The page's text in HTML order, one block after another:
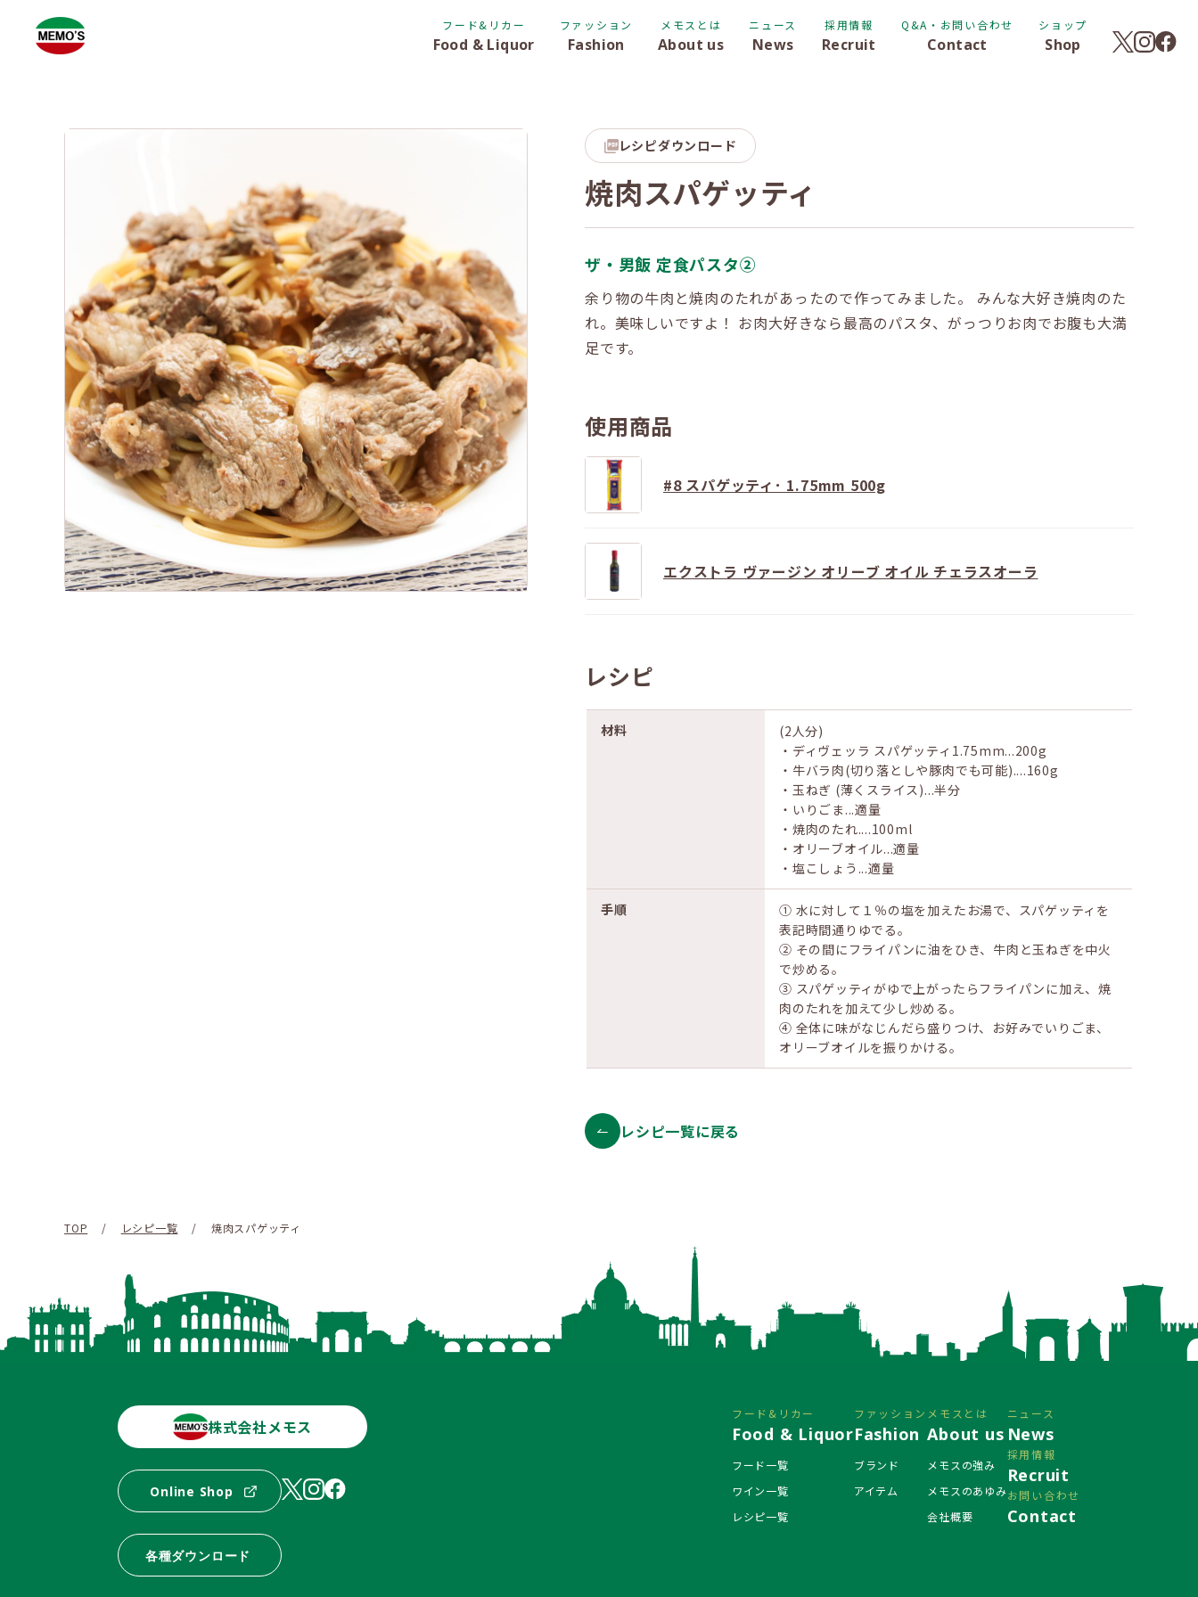
フード&リカー
Food & Liquor
ファッション
Fashion
メモスとは
About us
ニュース
News
採用情報
Recruit
Q&A・お問い合わせ
Contact
ショップ
Shop
レシピダウンロード
焼肉スパゲッティ
ザ・男飯 定食パスタ②
余り物の牛肉と焼肉のたれがあったので作ってみました。 みんな大好き焼肉のた
れ。美味しいですよ！ お肉大好きなら最高のパスタ、がっつりお肉でお腹も大満
足です。
使用商品
#8 スパゲッティ･ 1.75mm 500g
エクストラ ヴァージン オリーブ オイル チェラスオーラ
レシピ
材料
(2⼈分)
‧ディヴェッラ スパゲッティ1.75mm...200g
‧⽜バラ⾁(切り落としや豚⾁でも可能)....160g
‧⽟ねぎ (薄くスライス)...半分
‧いりごま...適量
‧焼⾁のたれ....100ml
‧オリーブオイル...適量
‧塩こしょう...適量
手順
① 水に対して１％の塩を加えたお湯で、スパゲッティを
表記時間通りゆでる。
② その間にフライパンに油をひき、牛肉と玉ねぎを中火
で炒める。
③ スパゲッティがゆで上がったらフライパンに加え、焼
肉のたれを加えて少し炒める。
④ 全体に味がなじんだら盛りつけ、お好みでいりごま、
オリーブオイルを振りかける。
レシピ一覧に戻る
TOP / レシピ一覧 / 焼肉スパゲッティ
株式会社メモス
Online Shop
各種ダウンロード
フード&リカー
Food & Liquor
フード一覧
ワイン一覧
レシピ一覧
ファッション
Fashion
ブランド
アイテム
メモスとは
About us
メモスの強み
メモスのあゆみ
会社概要
ニュース
News
採用情報
Recruit
お問い合わせ
Contact